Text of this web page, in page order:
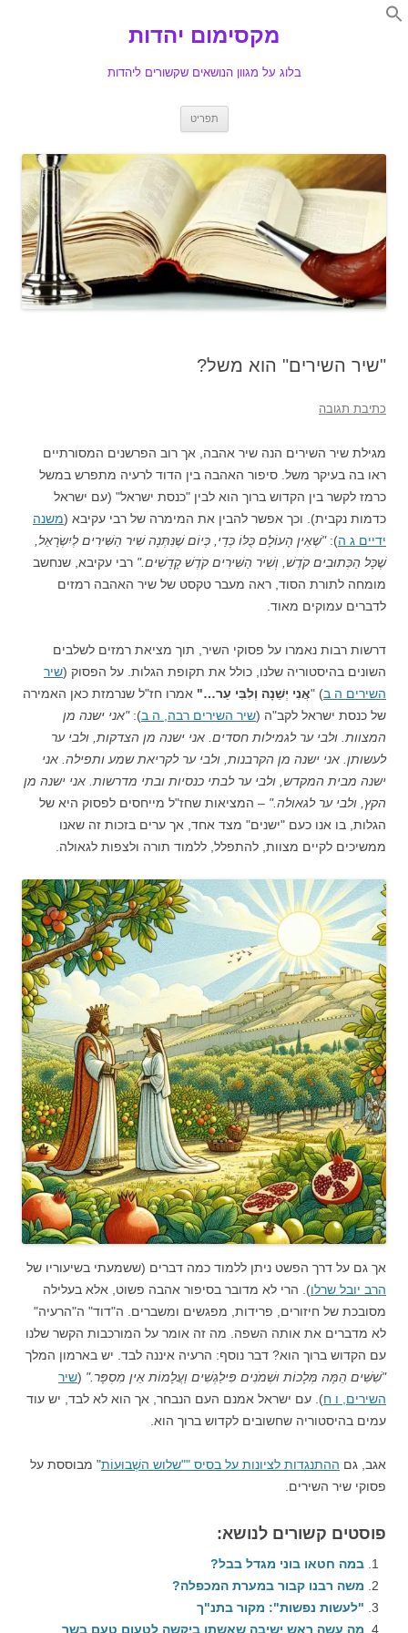
Search
מקסימום יהדות
בלוג על מגוון הנושאים שקשורים ליהדות
תפריט
"שיר השירים" הוא משל?
כתיבת תגובה
מגילת שיר השירים הנה שיר אהבה, אך רוב הפרשנים המסורתיים
ראו בה בעיקר משל. סיפור האהבה בין הדוד לרעיה מתפרש במשל
כרמז לקשר בין הקדוש ברוך הוא לבין "כנסת ישראל" (עם ישראל
כדמות נקבית). וכך אפשר להבין את המימרה של רבי עקיבא (משנה
ידיים ג ה):"שֶׁאֵין הָעוֹלָם כֻּלּוֹ כְּדַי, כְּיוֹם שֶׁנִּתְּנָה שִׁיר הַשִּׁירִים לְיִשְׂרָאֵל,
שֶׁכָּל הַכְּתוּבִים קֹדֶשׁ, וְשִׁיר הַשִּׁירִים קֹדֶשׁ קָדָשִׁים." רבי עקיבא, שנחשב
מומחה לתורת הסוד, ראה מעבר טקסט של שיר האהבה רמזים
לדברים עמוקים מאוד.
דרשות רבות נאמרו על פסוקי השיר, תוך מציאת רמזים לשלבים
השונים בהיסטוריה שלנו, כולל את תקופת הגלות. על הפסוק (שיר
השירים ה ב) "אֲנִי יְשֵׁנָה וְלִבִּי עֵר…" אמרו חז"ל שנרמזת כאן האמירה
של כנסת ישראל לקב"ה (שיר השירים רבה, ה ב):"אני ישנה מן
המצוות. ולבי ער לגמילות חסדים. אני ישנה מן הצדקות, ולבי ער
לעשותן. אני ישנה מן הקרבנות, ולבי ער לקריאת שמע ותפילה. אני
ישנה מבית המקדש, ולבי ער לבתי כנסיות ובתי מדרשות. אני ישנה מן
הקץ, ולבי ער לגאולה." – המציאות שחז"ל מייחסים לפסוק היא של
הגלות, בו אנו כעם "ישנים" מצד אחד, אך ערים בזכות זה שאנו
ממשיכים לקיים מצוות, להתפלל, ללמוד תורה ולצפות לגאולה.
אך גם על דרך הפשט ניתן ללמוד כמה דברים (ששמעתי בשיעוריו של
הרב יובל שרלו). הרי לא מדובר בסיפור אהבה פשוט, אלא בעלילה
מסובכת של חיזורים, פרידות, מפגשים ומשברים. ה"דוד" ה"הרעיה"
לא מדברים את אותה השפה. מה זה אומר על המורכבות הקשר שלנו
עם הקדוש ברוך הוא? דבר נוסף: הרעיה איננה לבד. יש בארמון המלך
"שִׁשִּׁים הֵמָּה מְּלָכוֹת וּשְׁמֹנִים פִּילַגְשִׁים וַעֲלָמוֹת אֵין מִסְפָּר." (שיר
השירים, ו ח). עם ישראל אמנם העם הנבחר, אך הוא לא לבד, יש עוד
עמים בהיסטוריה שחשובים לקדוש ברוך הוא.
אגב, גם ההתנגדות לציונות על בסיס ""שלוש השְׁבוּעוֹת" מבוססת על
פסוקי שיר השירים.
פוסטים קשורים לנושא:
במה חטאו בוני מגדל בבל?
משה רבנו קבור במערת המכפלה?
"לעשות נפשות": מקור בתנ"ך
מה עשה ראש ישיבה שאשתו ביקשה לטעום טעם בשר